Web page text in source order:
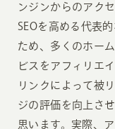
ンジンからのアク
SEOを高める代表
ため、多くのホー
ビスをアフィリエ
リンクによって被
ジの評価を向上さ
思います。実際、